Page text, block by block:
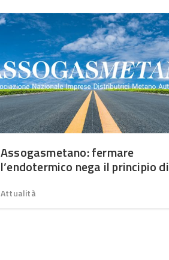
Assogasmetano: fermare
l’endotermico nega il principio di
Attualità